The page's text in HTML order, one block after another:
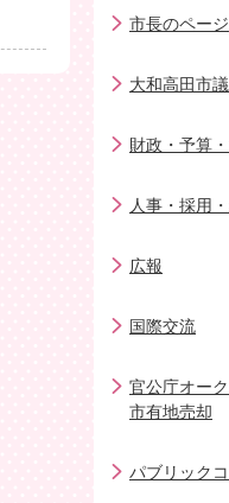
市長のページ
大和高田市
財政・予算
人事・採用
広報
国際交流
官公庁オー
市有地売却
パブリック